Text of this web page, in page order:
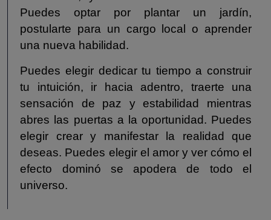
Puedes optar por plantar un jardín,
postularte para un cargo local o aprender
una nueva habilidad.
Puedes elegir dedicar tu tiempo a construir
tu intuición, ir hacia adentro, traerte una
sensación de paz y estabilidad mientras
abres las puertas a la oportunidad. Puedes
elegir crear y manifestar la realidad que
deseas. Puedes elegir el amor y ver cómo el
efecto dominó se apodera de todo el
universo.